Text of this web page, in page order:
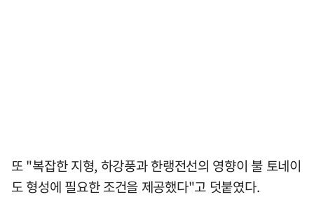
또 "복잡한 지형, 하강풍과 한랭전선의 영향이 불 토네이
도 형성에 필요한 조건을 제공했다"고 덧붙였다.